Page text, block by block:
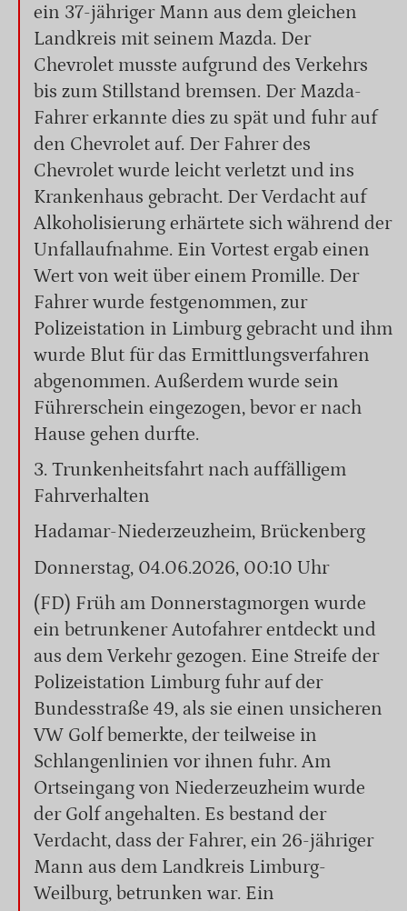
ein 37-jähriger Mann aus dem gleichen
Landkreis mit seinem Mazda. Der
Chevrolet musste aufgrund des Verkehrs
bis zum Stillstand bremsen. Der Mazda-
Fahrer erkannte dies zu spät und fuhr auf
den Chevrolet auf. Der Fahrer des
Chevrolet wurde leicht verletzt und ins
Krankenhaus gebracht. Der Verdacht auf
Alkoholisierung erhärtete sich während der
Unfallaufnahme. Ein Vortest ergab einen
Wert von weit über einem Promille. Der
Fahrer wurde festgenommen, zur
Polizeistation in Limburg gebracht und ihm
wurde Blut für das Ermittlungsverfahren
abgenommen. Außerdem wurde sein
Führerschein eingezogen, bevor er nach
Hause gehen durfte.
3. Trunkenheitsfahrt nach auffälligem
Fahrverhalten
Hadamar-Niederzeuzheim, Brückenberg
Donnerstag, 04.06.2026, 00:10 Uhr
(FD) Früh am Donnerstagmorgen wurde
ein betrunkener Autofahrer entdeckt und
aus dem Verkehr gezogen. Eine Streife der
Polizeistation Limburg fuhr auf der
Bundesstraße 49, als sie einen unsicheren
VW Golf bemerkte, der teilweise in
Schlangenlinien vor ihnen fuhr. Am
Ortseingang von Niederzeuzheim wurde
der Golf angehalten. Es bestand der
Verdacht, dass der Fahrer, ein 26-jähriger
Mann aus dem Landkreis Limburg-
Weilburg, betrunken war. Ein